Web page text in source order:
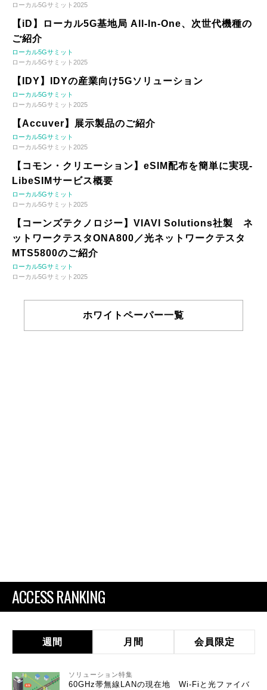
ローカル5Gサミット2025
【iD】ローカル5G基地局 All-In-One、次世代機種の
ご紹介
ローカル5Gサミット
ローカル5Gサミット2025
【IDY】IDYの産業向け5Gソリューション
ローカル5Gサミット
ローカル5Gサミット2025
【Accuver】展示製品のご紹介
ローカル5Gサミット
ローカル5Gサミット2025
【コモン・クリエーション】eSIM配布を簡単に実現-
LibeSIMサービス概要
ローカル5Gサミット
ローカル5Gサミット2025
【コーンズテクノロジー】VIAVI Solutions社製 ネ
ットワークテスタONA800／光ネットワークテスタ
MTS5800のご紹介
ローカル5Gサミット
ローカル5Gサミット2025
ホワイトペーパー一覧
ACCESS RANKING
週間 月間 会員限定
ソリューション特集
60GHz帯無線LANの現在地 Wi-Fiと光ファイバ